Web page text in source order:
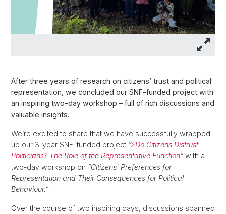
After three years of research on citizens’ trust and political
representation, we concluded our SNF-funded project with
an inspiring two-day workshop – full of rich discussions and
valuable insights.
We’re excited to share that we have successfully wrapped
up our 3-year SNF-funded project “ Do Citizens Distrust
Politicians? The Role of the Representative Function” with a
two-day workshop on “Citizens’ Preferences for
Representation and Their Consequences for Political
Behaviour.”
Over the course of two inspiring days, discussions spanned